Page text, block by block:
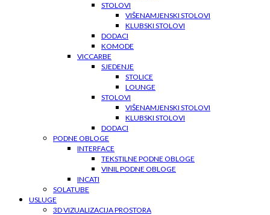
STOLOVI
VIŠENAMJENSKI STOLOVI
KLUBSKI STOLOVI
DODACI
KOMODE
VICCARBE
SJEDENJE
STOLICE
LOUNGE
STOLOVI
VIŠENAMJENSKI STOLOVI
KLUBSKI STOLOVI
DODACI
PODNE OBLOGE
INTERFACE
TEKSTILNE PODNE OBLOGE
VINIL PODNE OBLOGE
INCATI
SOLATUBE
USLUGE
3D VIZUALIZACIJA PROSTORA